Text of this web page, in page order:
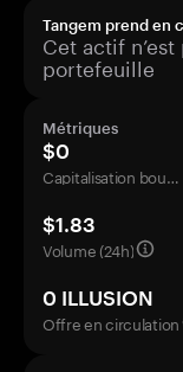
Tangem prend en
Cet actif
portefeuille
Métriques
$0
Capitalisation boursière
$1.83
Volume (24h)
0 ILLUSION
Offre en circulation